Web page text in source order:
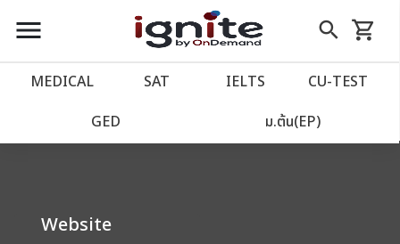
close
account_balance หน้าแรก
เว็บไซต์อิกไนท์
import_contacts วางแผนการเรียน
menu search
Skip
to
shopping_cart
รถเข็น
MEDICAL SAT IELTS CU‑TEST
GED ม.ต้น(EP)
We could not find anything for 80002770
Website